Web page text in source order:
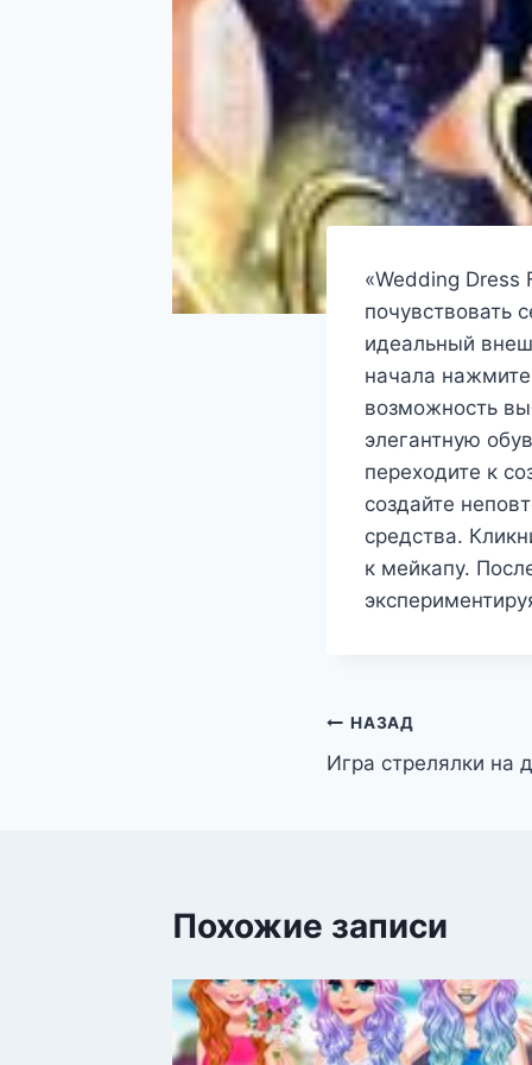
«Wedding
почувствовать
идеальный
начала нажмите
возможность
элегантную
переходите к
создайте
средства.
к мейкапу.
Навигация
по
НАЗАД
Игра стрелялки на
Похожие записи